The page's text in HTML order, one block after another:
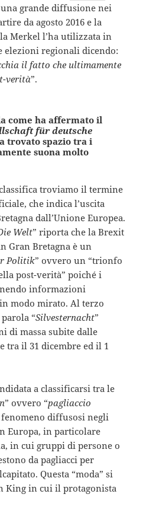
grande diffusione nei
da agosto 2016 e la
Merkel l’ha utilizzata in
elezioni regionali dicendo:
il fatto che ultimamente
verità”.
come ha affermato il
für deutsche
trovato spazio tra i
suona molto
troviamo il termine
che indica l’uscita
dall’Unione Europea.
Welt” riporta che la Brexit
Gran Bretagna è un
Politik” ovvero un “trionfo
post-verità” poiché i
informazioni
modo mirato. Al terzo
“Silvesternacht”
di massa subite dalle
tra il 31 dicembre ed il 1
a classificarsi tra le
” ovvero “pagliaccio
diffusosi negli
Europa, in particolare
in cui gruppi di persone o
da pagliacci per
Questa “moda” si
King in cui il protagonista